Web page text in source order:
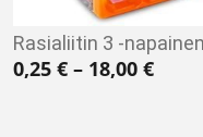
Rasialiitin 3 -napainen
0,25 € – 18,00 €